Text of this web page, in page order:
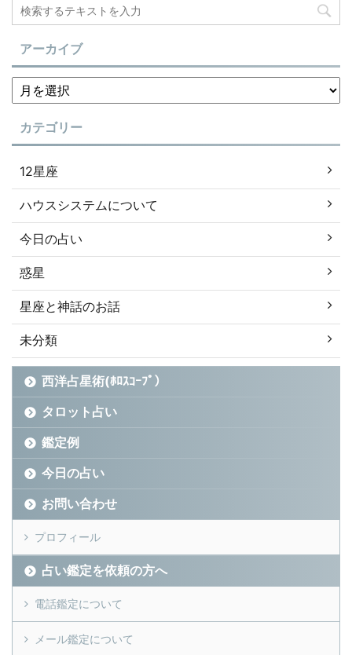
アーカイブ
カテゴリー
12星座
ハウスシステムについて
今日の占い
惑星
星座と神話のお話
未分類
西洋占星術(ﾎﾛｽｺｰﾌﾟ）
タロット占い
鑑定例
今日の占い
お問い合わせ
プロフィール
占い鑑定を依頼の方へ
電話鑑定について
メール鑑定について